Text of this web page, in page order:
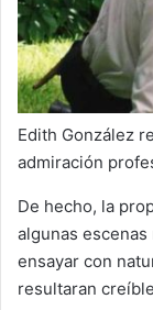
Edith González
admiración
De hecho, la
algunas
ensayar con
resultaran